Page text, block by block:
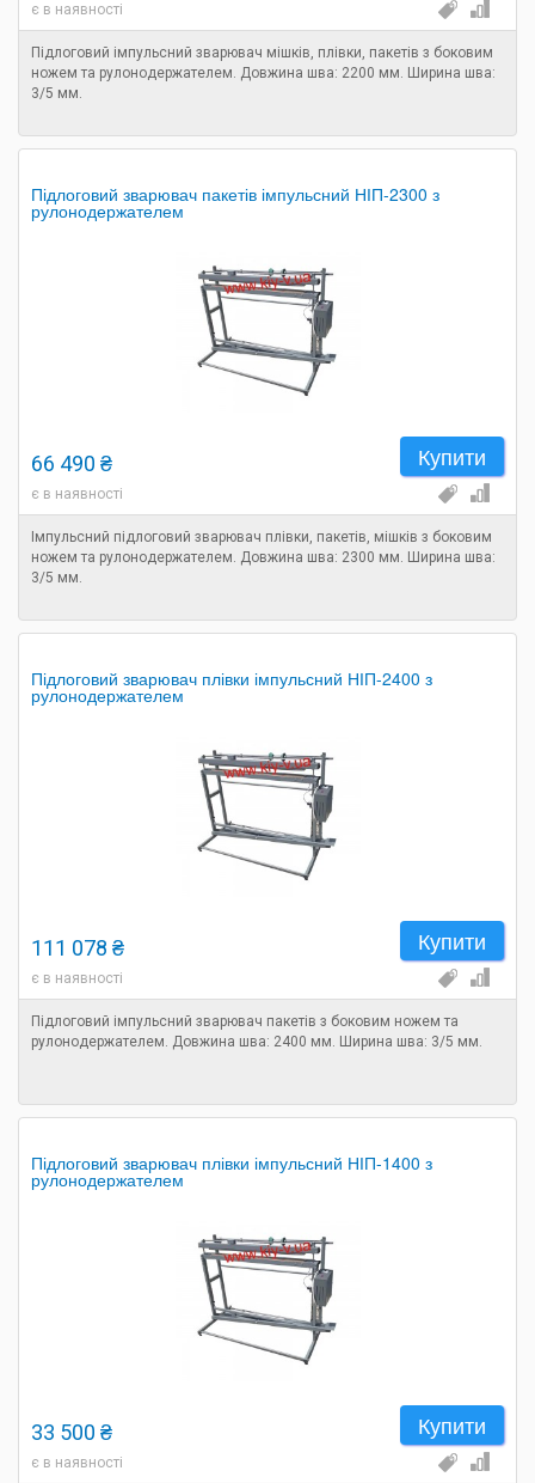
є в наявності
Підлоговий імпульсний зварювач мішків, плівки, пакетів з боковим
ножем та рулонодержателем. Довжина шва: 2200 мм. Ширина шва:
3/5 мм.
Підлоговий зварювач пакетів імпульсний НІП-2300 з
рулонодержателем
Купити
66 490 ₴
є в наявності
Імпульсний підлоговий зварювач плівки, пакетів, мішків з боковим
ножем та рулонодержателем. Довжина шва: 2300 мм. Ширина шва:
3/5 мм.
Підлоговий зварювач плівки імпульсний НІП-2400 з
рулонодержателем
Купити
111 078 ₴
є в наявності
Підлоговий імпульсний зварювач пакетів з боковим ножем та
рулонодержателем. Довжина шва: 2400 мм. Ширина шва: 3/5 мм.
Підлоговий зварювач плівки імпульсний НІП-1400 з
рулонодержателем
Купити
33 500 ₴
є в наявності